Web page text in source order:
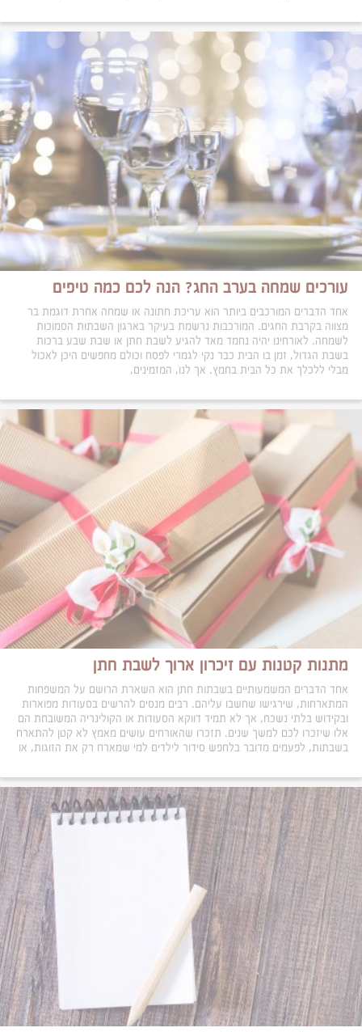
עורכים שמחה בערב החג? הנה לכם כמה טיפים
אחד הדברים המורכבים ביותר הוא עריכת חתונה או שמחה אחרת דוגמת בר
מצווה בקרבת החגים. המורכבות נרשמת בעיקר בארגון השבתות הסמוכות
לשמחה. לאורחינו יהיה נחמד מאד להגיע לשבת חתן או שבת שבע ברכות
בשבת הגדול, זמן בו הבית כבר נקי לגמרי לפסח וכולם מחפשים היכן לאכול
מבלי ללכלך את כל הבית בחמץ. אך לנו, המזמינים,
מתנות קטנות עם זיכרון ארוך לשבת חתן
אחד הדברים המשמעותיים בשבתות חתן הוא השארת הרושם על המשפחות
המתארחות, שירגישו שחשבו עליהם. רבים מנסים להרשים בסעודות מפוארות
ובקידוש בלתי נשכח, אך לא תמיד דווקא הסעודות או הקולינריה המשובחת הם
אלו שיזכרו לכם למשך שנים. תזכרו שהאורחים עושים מאמץ לא קטן להתארח
בשבתות, לפעמים מדובר בלחפש סידור לילדים למי שמארח רק את הזוגות, או